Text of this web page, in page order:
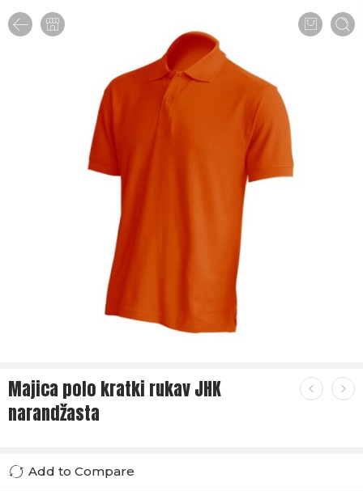
Majica polo kratki rukav JHK
narandžasta
Add to Compare